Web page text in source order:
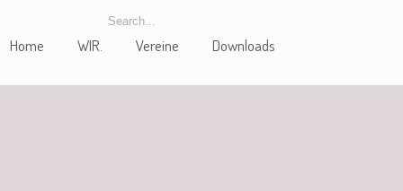
Home WIR. Vereine Downloads